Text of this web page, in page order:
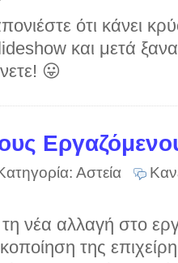
ότι κάνει
και μετά
😛
Αστεία
νέα αλλαγή στο
της